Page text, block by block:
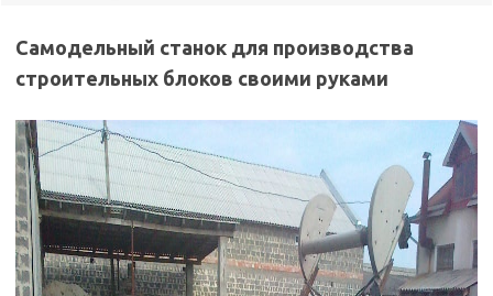
Самодельный станок для производства
строительных блоков своими руками